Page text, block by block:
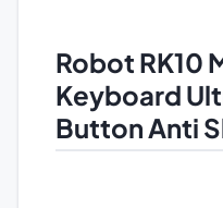
Robot RK10
Keyboard
Button Anti